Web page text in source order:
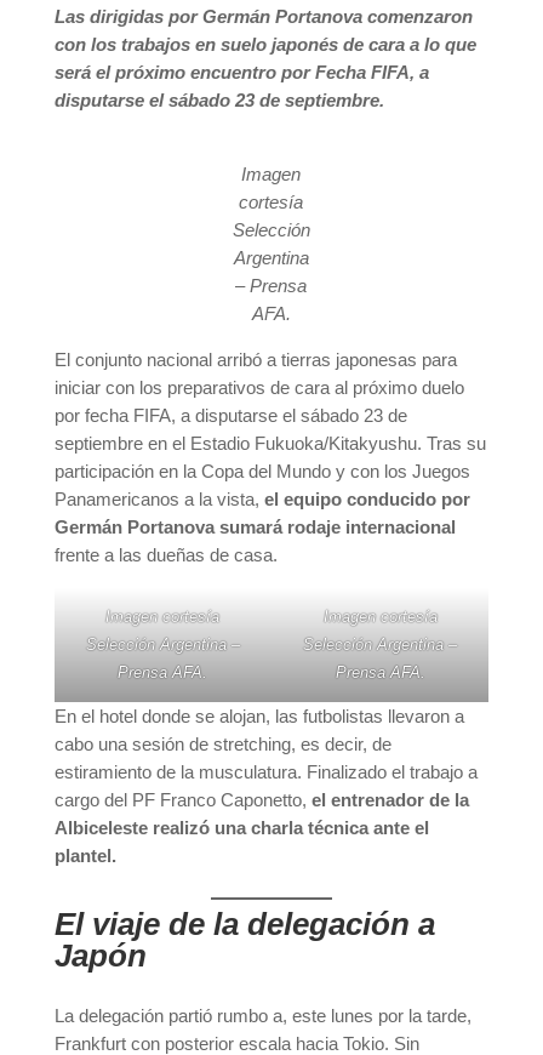
Las dirigidas por Germán Portanova comenzaron
con los trabajos en suelo japonés de cara a lo que
será el próximo encuentro por Fecha FIFA, a
disputarse el sábado 23 de septiembre.
Imagen
cortesía
Selección
Argentina
– Prensa
AFA.
El conjunto nacional arribó a tierras japonesas para
iniciar con los preparativos de cara al próximo duelo
por fecha FIFA, a disputarse el sábado 23 de
septiembre en el Estadio Fukuoka/Kitakyushu. Tras su
participación en la Copa del Mundo y con los Juegos
Panamericanos a la vista, el equipo conducido por
Germán Portanova sumará rodaje internacional
frente a las dueñas de casa.
Imagen cortesía
Selección Argentina –
Prensa AFA.
Imagen cortesía
Selección Argentina –
Prensa AFA.
En el hotel donde se alojan, las futbolistas llevaron a
cabo una sesión de stretching, es decir, de
estiramiento de la musculatura. Finalizado el trabajo a
cargo del PF Franco Caponetto, el entrenador de la
Albiceleste realizó una charla técnica ante el
plantel.
El viaje de la delegación a
Japón
La delegación partió rumbo a, este lunes por la tarde,
Frankfurt con posterior escala hacia Tokio. Sin